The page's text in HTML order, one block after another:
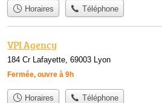
Horaires Téléphone
VPI Agency
184 Cr Lafayette, 69003 Lyon
Fermée, ouvre à 9h
Horaires Téléphone